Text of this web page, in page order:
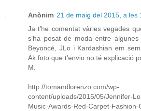
Anònim 21 de maig del 2015, a les
Ja t'he comentat vàries vegades
s'ha posat de moda entre algunes
Beyoncé, JLo i Kardashian em
Ak foto que t'envio no té explicació
M.
http://tomandlorenzo.com/wp-
content/uploads/2015/05/Jennifer-
Music-Awards-Red-Carpet-Fashion-